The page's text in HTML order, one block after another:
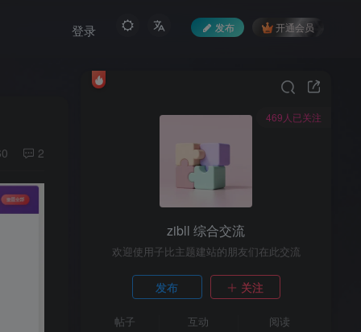
发布 开通会员
登录
2
469人已关注
zibll 综合交流
欢迎使用子比主题建站的朋友们在此交流
发布 关注
帖子 互动 阅读